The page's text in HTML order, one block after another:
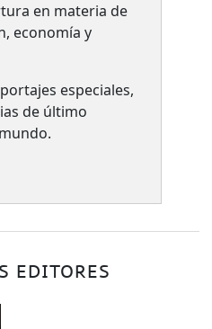
en materia de
economía y
especiales,
de último
EDITORES